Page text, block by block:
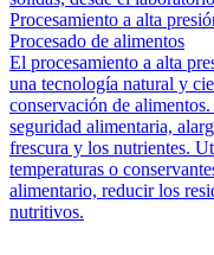
Procesamiento a alta
Procesado de alimentos
El procesamiento a alta
una tecnología natural y
conservación de
seguridad alimentaria,
frescura y los nutrientes.
temperaturas o
alimentario, reducir los
nutritivos.